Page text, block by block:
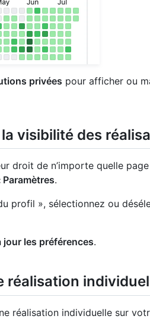
privées pour afficher ou
visibilité des
droit de n’importe quelle
Paramètres.
profil », sélectionnez ou
jour les préférences.
réalisation
réalisation individuelle sur